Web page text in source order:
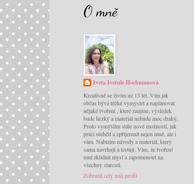
O mně
Iveta Ivetule Hochmanová
Kreativně se živím už 13 let. Vím jak
občas bývá těžké vymyslet a naplánovat
nějaké tvoření , které zaujme, výsledek
bude hezký a materiál nebude moc drahý.
Proto vymýšlím stále nové možnosti, jak
práci ulehčit a zpříjemnit nejen mně, ale i
vám. Nabízím návody a materiál, který
sama navrhuji a testuji. Vím, že tvoření
umí zklidnit mysl a zapomenout na
všechny starosti.
Zobrazit celý můj profil